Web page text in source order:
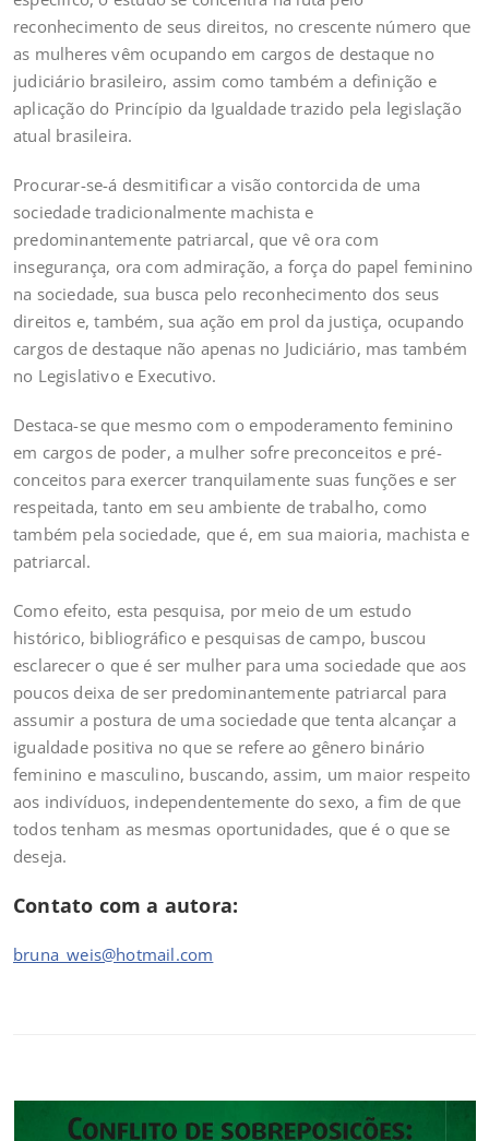
reconhecimento de seus direitos, no crescente número que
as mulheres vêm ocupando em cargos de destaque no
judiciário brasileiro, assim como também a definição e
aplicação do Princípio da Igualdade trazido pela legislação
atual brasileira.
Procurar-se-á desmitificar a visão contorcida de uma
sociedade tradicionalmente machista e
predominantemente patriarcal, que vê ora com
insegurança, ora com admiração, a força do papel feminino
na sociedade, sua busca pelo reconhecimento dos seus
direitos e, também, sua ação em prol da justiça, ocupando
cargos de destaque não apenas no Judiciário, mas também
no Legislativo e Executivo.
Destaca-se que mesmo com o empoderamento feminino
em cargos de poder, a mulher sofre preconceitos e pré-
conceitos para exercer tranquilamente suas funções e ser
respeitada, tanto em seu ambiente de trabalho, como
também pela sociedade, que é, em sua maioria, machista e
patriarcal.
Como efeito, esta pesquisa, por meio de um estudo
histórico, bibliográfico e pesquisas de campo, buscou
esclarecer o que é ser mulher para uma sociedade que aos
poucos deixa de ser predominantemente patriarcal para
assumir a postura de uma sociedade que tenta alcançar a
igualdade positiva no que se refere ao gênero binário
feminino e masculino, buscando, assim, um maior respeito
aos indivíduos, independentemente do sexo, a fim de que
todos tenham as mesmas oportunidades, que é o que se
deseja.
Contato com a autora:
bruna_weis@hotmail.com